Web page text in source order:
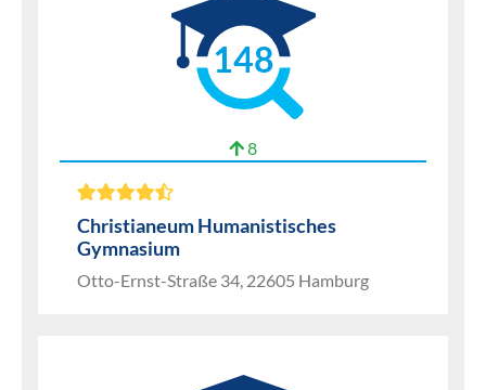
148
8
Christianeum Humanistisches
Gymnasium
Otto-Ernst-Straße 34, 22605 Hamburg